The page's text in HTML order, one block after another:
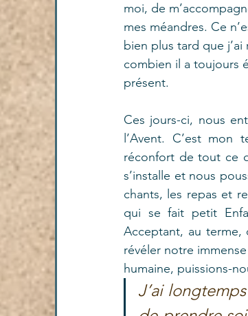
moi, de
mes méandres. Ce
bien plus tard que j’ai
combien il a toujours
présent.
Ces jours-ci, nous
l’Avent. C’est
réconfort de tout ce
s’installe et nous
chants, les repas et
qui se fait petit
Acceptant, au terme,
révéler notre
humaine, puissions-
J’ai